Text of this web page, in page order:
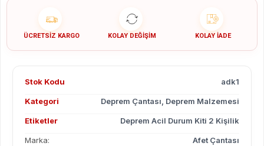
ÜCRETSIZ KARGO KOLAY DEĞIŞIM KOLAY İADE
Stok Kodu adk1
Kategori Deprem Çantası Deprem Malzemesi
Etiketler Deprem Acil Durum Kiti 2 Kişilik
Marka: Afet Çantası